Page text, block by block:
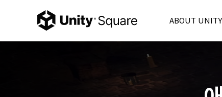
ABOUT UNITY
Unity Korea